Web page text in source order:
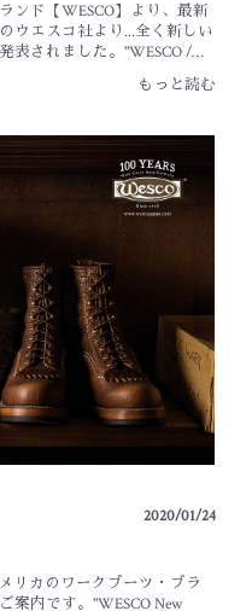
ンド【WESCO】より、最新
ウエスコ社より...全く新しい
表されました。"WESCO /
ENGINEER IN FOUR
IN FOUR COLORS OF
ツの２型です。Horween
ルレザーとほぼ同じ方法で
。最大の特徴は、ラフアウ
ているという点です。その
ためにクロムエクセルを作
側にワックスを厚塗りし、
そのような背景を元に誕生
ENGINEER IN
: Black , Brown , Burgundy ,
トを使用した、10”ハイトのエ
ンチ細く、ナロートゥに
ャープな佇まいです。バッ
ップストラップは１インチ
ラーは最新のワックス仕上
カラーが採用されていま
アッパーのトリプルステッ
が変更されるなど、限定モ
FLESHColor : Black , Brown ,
+ taxDress Toe Cap : 102800 yen
ッパーデザインにボスやジ
に仕上がり、近年人気のオ
シングパターンはレギュラ
もっと読む
2020/01/24
リカのワークブーツ・ブラ
案内です。"WESCO New